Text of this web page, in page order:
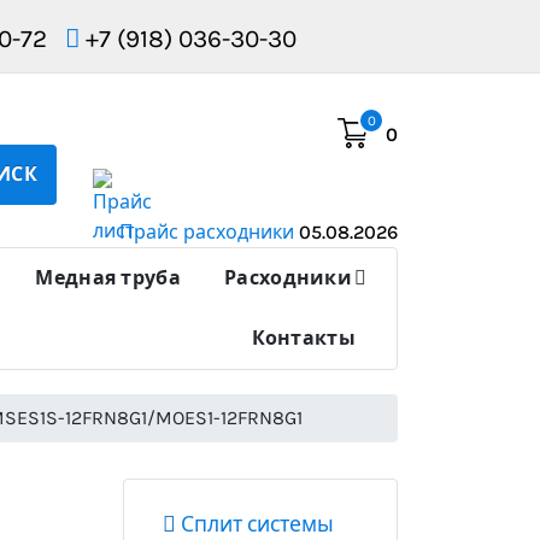
72 +7 (918) 036-30-30
0
0
Прайс расходники 05.08.2026
Медная труба
Расходники
Контакты
12FRN8G1/MOES1-12FRN8G1
Сплит системы